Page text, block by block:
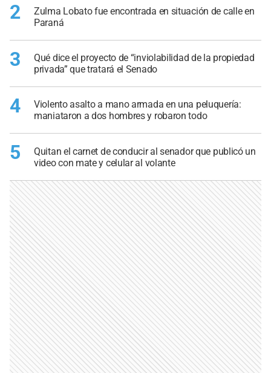
2
Zulma Lobato fue encontrada en situación de calle en
Paraná
3
Qué dice el proyecto de “inviolabilidad de la propiedad
privada” que tratará el Senado
4
Violento asalto a mano armada en una peluquería:
maniataron a dos hombres y robaron todo
5
Quitan el carnet de conducir al senador que publicó un
video con mate y celular al volante